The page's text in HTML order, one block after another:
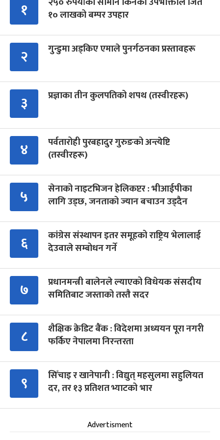
१
१० लाखको बम्पर उपहार
२ गुन्डुमा अड्किए एमाले पुनर्गठनका प्रस्तावहरू
३ प्रज्ञाका तीन कुलपतिको शपथ (तस्वीरहरू)
४
पर्वतारोही पुरबहादुर गुरुङको अन्त्येष्टि
(तस्वीरहरू)
५
सेनाको नाइटभिजन हेलिकप्टर : भीआईपीका
लागि उड्छ, जनताको ज्यान बचाउन उड्दैन
६
कांग्रेस संस्थापन इतर समूहको राष्ट्रिय भेलालाई
देउवाले सम्बोधन गर्ने
७
प्रधानमन्त्री बालेनले ल्याएको विधेयक संसदीय
समितिबाट जस्ताको तस्तै सदर
८
शैक्षिक क्रेडिट बैंक : विदेशमा अध्ययन पूरा नगरी
फर्किए नेपालमा निरन्तरता
९
सिँचाइ र खानेपानी : विद्युत् महसुलमा सहुलियत
दर, तर १३ प्रतिशत भ्याटको भार
Advertisment